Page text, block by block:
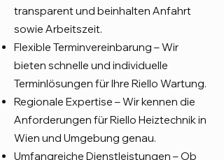
transparent und beinhalten Anfahrt
sowie Arbeitszeit.
Flexible Terminvereinbarung – Wir
bieten schnelle und individuelle
Terminlösungen für Ihre Riello Wartung.
Regionale Expertise – Wir kennen die
Anforderungen für Riello Heiztechnik in
Wien und Umgebung genau.
Umfangreiche Dienstleistungen – Ob